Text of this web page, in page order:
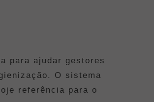
para ajudar gestores
O sistema
referência para o